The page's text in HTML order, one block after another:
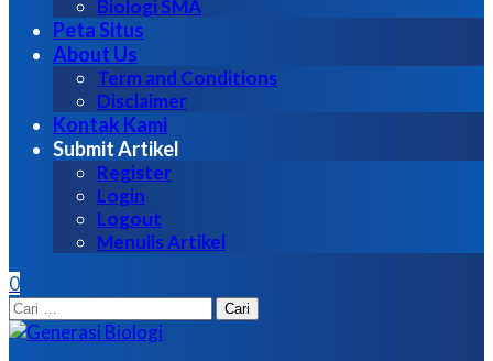
Biologi SMA
Peta Situs
About Us
Term and Conditions
Disclaimer
Kontak Kami
Submit Artikel
Register
Login
Logout
Menulis Artikel
0
Cari
untuk: